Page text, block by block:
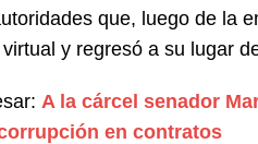
que, luego de la
y regresó a su lugar
A la cárcel senador
en contratos